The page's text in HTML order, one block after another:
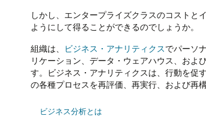
しかし、エンタープライズクラスのコストと
ようにして得ることができるのでしょうか。
組織は、 ビジネス・アナリティクスでパーソ
リケーション、データ・ウェアハウス、およ
す。ビジネス・アナリティクスは、行動を促
の各種プロセスを再評価、再実行、および再
ビジネス分析とは